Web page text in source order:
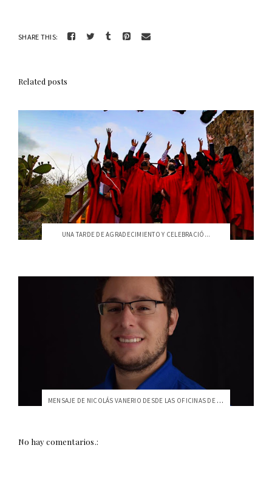
SHARE THIS:
Related posts
UNA TARDE DE AGRADECIMIENTO Y CELEBRACIÓ...
MENSAJE DE NICOLÁS VANERIO DESDE LAS OFICINAS DE AMAZON
No hay comentarios.: